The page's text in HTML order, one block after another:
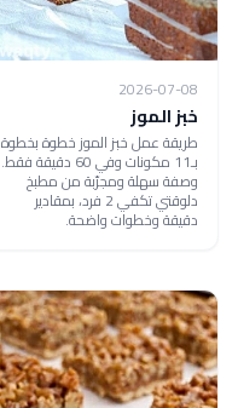
2026-07-08
خبز الموز
طريقة عمل خبز الموز خطوة بخطوة
بـ11 مكونات وفي 60 دقيقة فقط.
وصفة سهلة ومجرّبة من مطبخ
دلوقتي تكفي 2 فرد، بمقادير
دقيقة وخطوات واضحة.